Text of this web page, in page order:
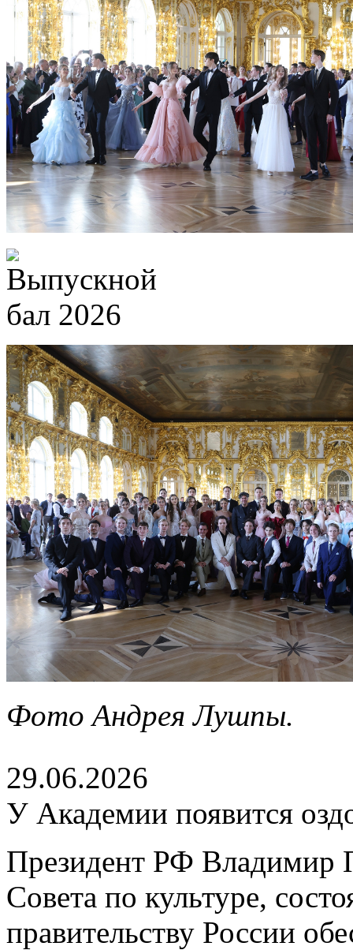
Фото Андрея Лушпы.
29.06.2026
У Академии появится
Президент РФ Владимир
Совета по культуре,
правительству России